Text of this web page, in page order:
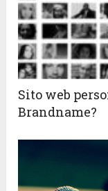
Sito web
Brandname?